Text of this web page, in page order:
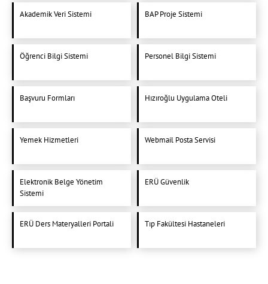
Akademik Veri Sistemi BAP Proje Sistemi
Öğrenci Bilgi Sistemi Personel Bilgi Sistemi
Başvuru Formları Hızıroğlu Uygulama Oteli
Yemek Hizmetleri Webmail Posta Servisi
Elektronik Belge Yönetim
Sistemi
ERÜ Güvenlik
ERÜ Ders Materyalleri Portali Tıp Fakültesi Hastaneleri